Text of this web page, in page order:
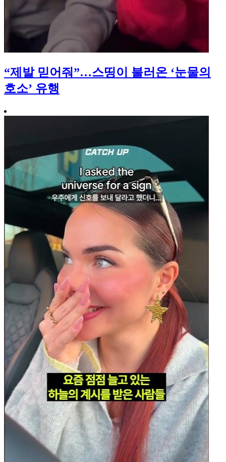
“제발 믿어줘”…스띵이 불러온 ‘눈물의
호소’ 유행